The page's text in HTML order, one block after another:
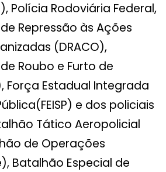
Polícia Rodoviária Federal,
Repressão às Ações
(DRACO),
Roubo e Furto de
Força Estadual Integrada
e dos policiais
Tático Aeropolicial
de Operações
Batalhão Especial de